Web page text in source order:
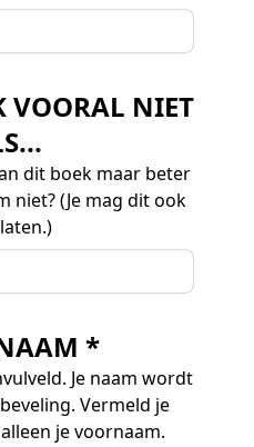
VOORAL NIET
dit boek maar beter
niet? (Je mag dit ook
*
Je naam wordt
Vermeld je
je voornaam.